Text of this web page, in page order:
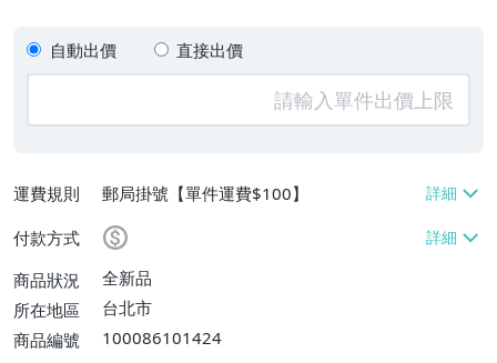
自動出價 直接出價
運費規則
郵局掛號【單件運費$100】
付款方式
商品狀況
全新品
所在地區
台北市
商品編號
100086101424